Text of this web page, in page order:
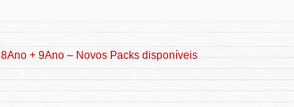
8Ano + 9Ano – Novos Packs disponíveis